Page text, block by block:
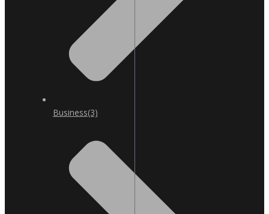
Business(3)